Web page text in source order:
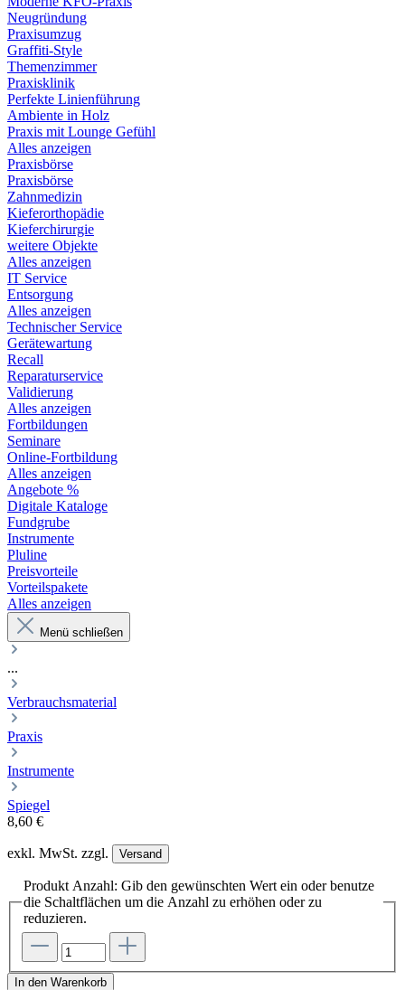
Neugründung
Praxisumzug
Graffiti-Style
Themenzimmer
Praxisklinik
Perfekte Linienführung
Ambiente in Holz
Praxis mit Lounge Gefühl
Alles anzeigen
Praxisbörse
Praxisbörse
Zahnmedizin
Kieferorthopädie
Kieferchirurgie
weitere Objekte
Alles anzeigen
IT Service
Entsorgung
Alles anzeigen
Technischer Service
Gerätewartung
Recall
Reparaturservice
Validierung
Alles anzeigen
Fortbildungen
Seminare
Online-Fortbildung
Alles anzeigen
Angebote %
Digitale Kataloge
Fundgrube
Instrumente
Pluline
Preisvorteile
Vorteilspakete
Alles anzeigen
Menü schließen
...
Verbrauchsmaterial
Praxis
Instrumente
Spiegel
8,60 €
exkl. MwSt. zzgl. Versand
Produkt Anzahl: Gib den gewünschten Wert ein oder benutze
die Schaltflächen um die Anzahl zu erhöhen oder zu
reduzieren.
In den Warenkorb